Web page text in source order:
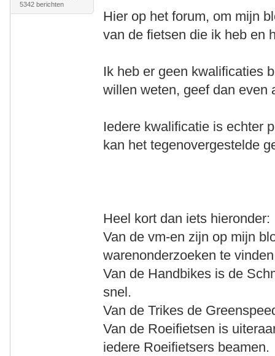
5342 berichten
Hier op het forum, om mijn
van de fietsen die ik heb en
Ik heb er geen kwalificaties
willen weten, geef dan even
Iedere kwalificatie is echter
kan het tegenovergestelde
Heel kort dan iets hieronder:
Van de vm-en zijn op mijn
warenonderzoeken te
Van de Handbikes is de
snel.
Van de Trikes de
Van de Roeifietsen is
iedere Roeifietsers beamen.